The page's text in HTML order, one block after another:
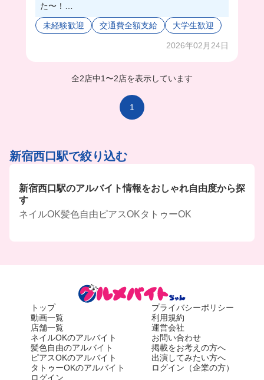
た〜！
オープンな店内だから、キッチンでもお客様を見
ながら働けちゃうの楽しい🥺
学生バイトも20人以上いるから友達作り放題だね
しかったよ🥺💖
未経験歓迎 交通費全額支給 大学生歓迎
2026年02月24日
全2店中1 〜2店を表示しています
1
新宿西口駅で絞り込む
新宿西口駅のアルバイト情報をおしゃれ自由度から探
す
ネイルOK髪色自由 ピアスOKタトゥーOK
トップ
動画一覧
店舗一覧
ネイルOKのアルバイト
髪色自由のアルバイト
ピアスOKのアルバイト
タトゥーOKのアルバイト
ログイン
プライバシーポリシー
利用規約
運営会社
お問い合わせ
掲載をお考えの方へ
出演してみたい方へ
ログイン（企業の方）